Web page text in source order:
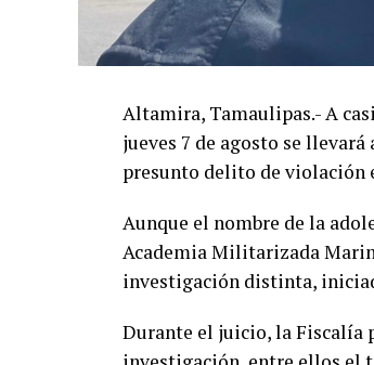
Altamira, Tamaulipas.- A
jueves 7 de agosto se
presunto delito de violación
Aunque el nombre de la
Academia Militarizada
investigación distinta,
Durante el juicio, la Fiscalía